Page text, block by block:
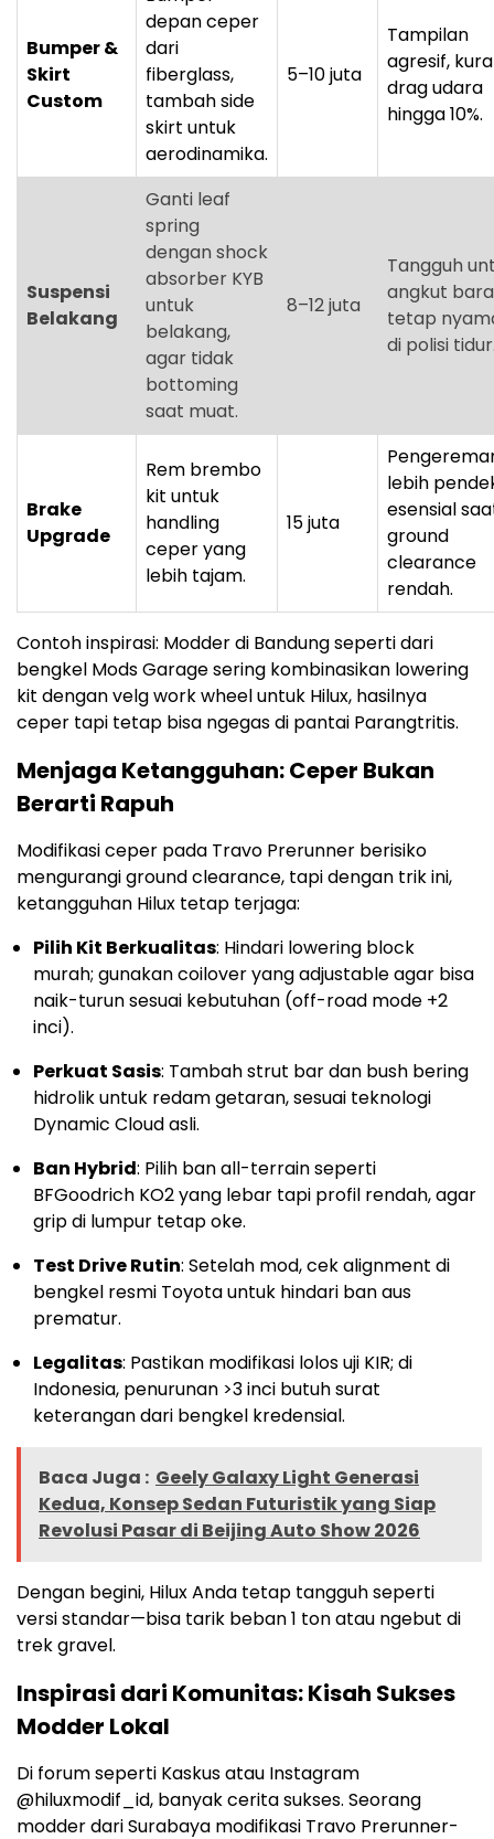
Bumper &
Skirt
Custom
depan ceper
dari
fiberglass,
tambah side
skirt untuk
aerodinamika.
5–10 juta
Tampilan
agresif,
drag udara
hingga 10%.
Suspensi
Belakang
Ganti leaf
spring
dengan shock
absorber KYB
untuk
belakang,
agar tidak
bottoming
saat muat.
8–12 juta
Tangguh
angkut
tetap
di polisi
Brake
Upgrade
Rem brembo
kit untuk
handling
ceper yang
lebih tajam.
15 juta
lebih
esensial
ground
clearance
rendah.
Contoh inspirasi: Modder di Bandung seperti dari
bengkel Mods Garage sering kombinasikan lowering
kit dengan velg work wheel untuk Hilux, hasilnya
ceper tapi tetap bisa ngegas di pantai Parangtritis.
Menjaga Ketangguhan: Ceper Bukan
Berarti Rapuh
Modifikasi ceper pada Travo Prerunner berisiko
mengurangi ground clearance, tapi dengan trik ini,
ketangguhan Hilux tetap terjaga:
Pilih Kit Berkualitas: Hindari lowering block
murah; gunakan coilover yang adjustable agar bisa
naik-turun sesuai kebutuhan (off-road mode +2
inci).
Perkuat Sasis: Tambah strut bar dan bush bering
hidrolik untuk redam getaran, sesuai teknologi
Dynamic Cloud asli.
Ban Hybrid: Pilih ban all-terrain seperti
BFGoodrich KO2 yang lebar tapi profil rendah, agar
grip di lumpur tetap oke.
Test Drive Rutin: Setelah mod, cek alignment di
bengkel resmi Toyota untuk hindari ban aus
prematur.
Legalitas: Pastikan modifikasi lolos uji KIR; di
Indonesia, penurunan >3 inci butuh surat
keterangan dari bengkel kredensial.
Baca Juga : Geely Galaxy Light Generasi
Kedua, Konsep Sedan Futuristik yang Siap
Revolusi Pasar di Beijing Auto Show 2026
Dengan begini, Hilux Anda tetap tangguh seperti
versi standar—bisa tarik beban 1 ton atau ngebut di
trek gravel.
Inspirasi dari Komunitas: Kisah Sukses
Modder Lokal
Di forum seperti Kaskus atau Instagram
@hiluxmodif_id, banyak cerita sukses. Seorang
modder dari Surabaya modifikasi Travo Prerunner-